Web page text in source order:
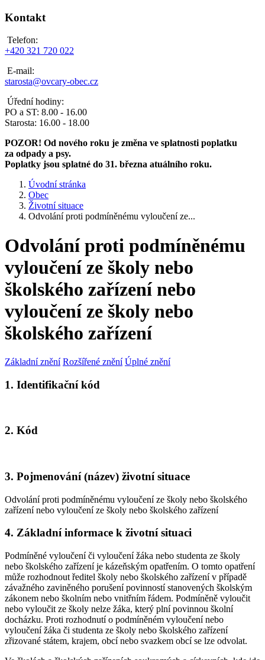
Kontakt
Telefon:
+420 321 720 022
E-mail:
starosta@ovcary-obec.cz
Úřední hodiny:
PO a ST: 8.00 - 16.00
Starosta: 16.00 - 18.00
POZOR! Od nového roku je změna ve splatnosti poplatku
za odpady a psy.
Poplatky jsou splatné do 31. března atuálního roku.
Úvodní stránka
Obec
Životní situace
Odvolání proti podmíněnému vyloučení ze...
Odvolání proti podmíněnému
vyloučení ze školy nebo
školského zařízení nebo
vyloučení ze školy nebo
školského zařízení
Základní znění Rozšířené znění Úplné znění
1. Identifikační kód
2. Kód
3. Pojmenování (název) životní situace
Odvolání proti podmíněnému vyloučení ze školy nebo školského
zařízení nebo vyloučení ze školy nebo školského zařízení
4. Základní informace k životní situaci
Podmíněné vyloučení či vyloučení žáka nebo studenta ze školy
nebo školského zařízení je kázeňským opatřením. O tomto opatření
může rozhodnout ředitel školy nebo školského zařízení v případě
závažného zaviněného porušení povinností stanovených školským
zákonem nebo školním nebo vnitřním řádem. Podmíněně vyloučit
nebo vyloučit ze školy nelze žáka, který plní povinnou školní
docházku. Proti rozhodnutí o podmíněném vyloučení nebo
vyloučení žáka či studenta ze školy nebo školského zařízení
zřizované státem, krajem, obcí nebo svazkem obcí se lze odvolat.